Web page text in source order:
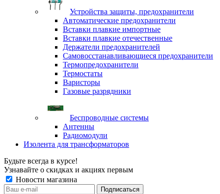
Устройства защиты, предохранители
Автоматические предохранители
Вставки плавкие импортные
Вставки плавкие отечественные
Держатели предохранителей
Самовосстанавливающиеся предохранители
Термопредохранители
Термостаты
Варисторы
Газовые разрядники
Беспроводные системы
Антенны
Радиомодули
Изолента для трансформаторов
Будьте всегда в курсе!
Узнавайте о скидках и акциях первым
Новости магазина